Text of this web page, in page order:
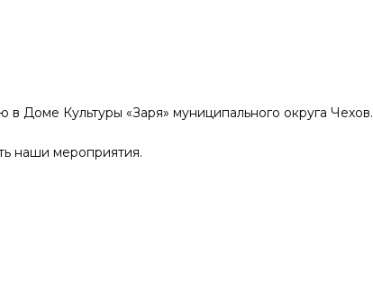
Доме Культуры «Заря» муниципального округа Чехов.
наши мероприятия.